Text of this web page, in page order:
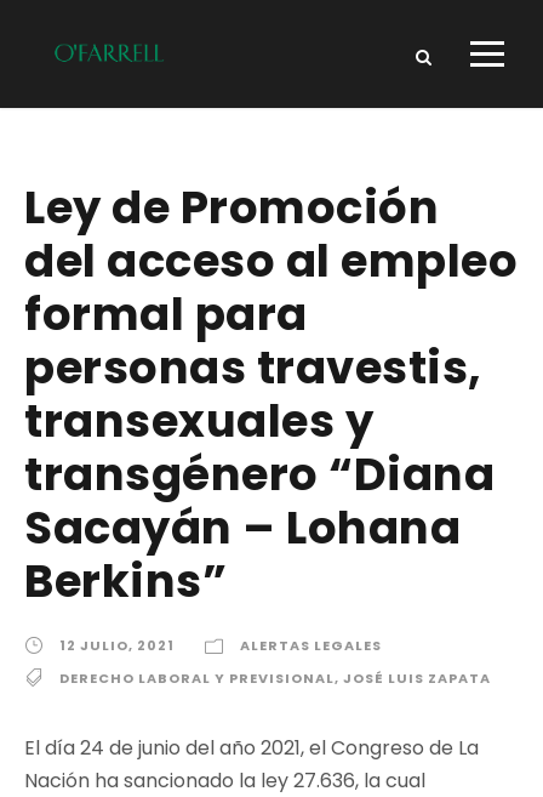
Ley de Promoción
del acceso al empleo
formal para
personas travestis,
transexuales y
transgénero “Diana
Sacayán – Lohana
Berkins”
12 JULIO, 2021
ALERTAS LEGALES
DERECHO LABORAL Y PREVISIONAL, JOSÉ LUIS ZAPATA
El día 24 de junio del año 2021, el Congreso de La
Nación ha sancionado la ley 27.636, la cual